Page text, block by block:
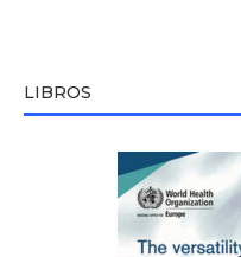
LIBROS